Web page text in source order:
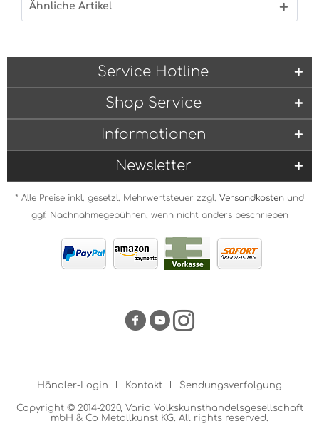
Ähnliche Artikel
Service Hotline
Shop Service
Informationen
Newsletter
* Alle Preise inkl. gesetzl. Mehrwertsteuer zzgl. Versandkosten und
ggf. Nachnahmegebühren, wenn nicht anders beschrieben
Händler-Login Kontakt Sendungsverfolgung
Copyright © 2014-2020, Varia Volkskunsthandelsgesellschaft
mbH & Co Metallkunst KG. All rights reserved.